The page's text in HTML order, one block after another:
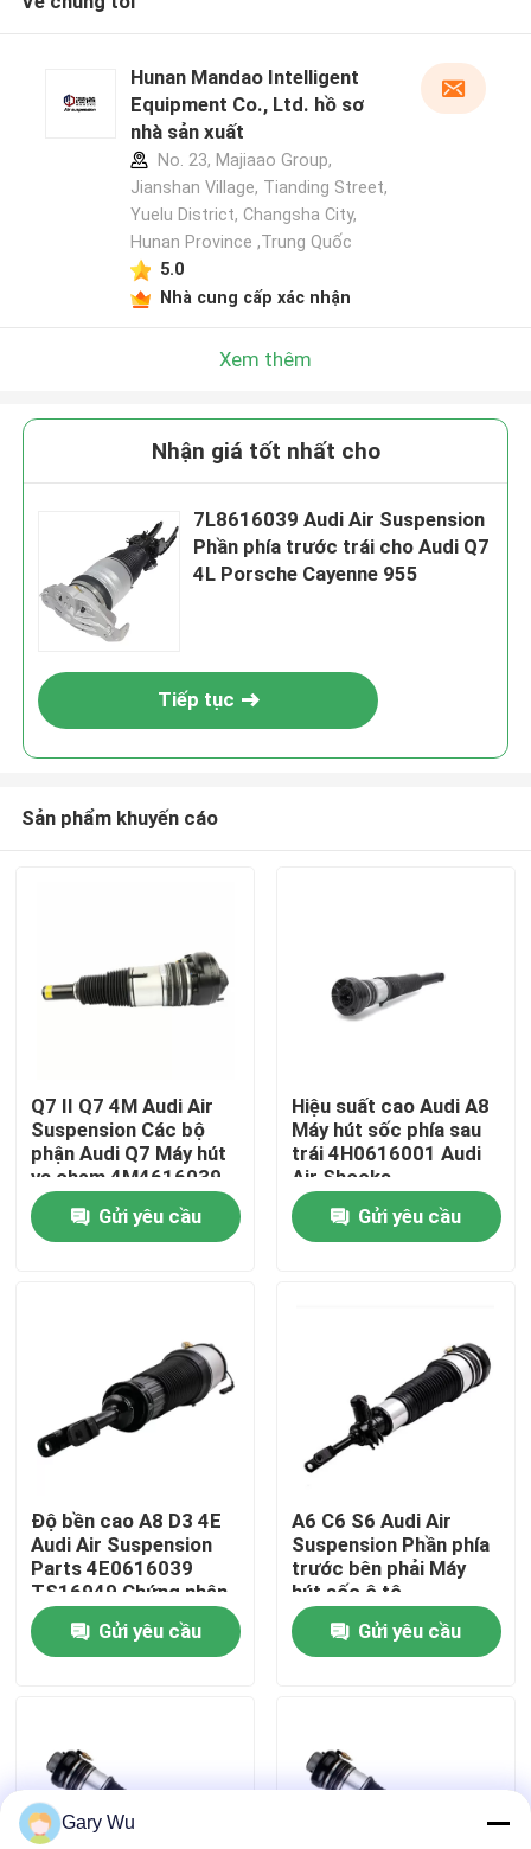
Nhà
Sản phẩm
Về chúng tôi
Tham quan nhà máy
Kiểm soát chất lượng
Liên hệ với chúng tôi
Các trường hợp
Hệ thống treo khí xe
Hunan Mandao Intelligent
Equipment Co., Ltd. hồ sơ
nhà sản xuất
No. 23, Majiaao Group,
Jianshan Village, Tianding Street,
Yuelu District, Changsha City,
Hunan Province ,Trung Quốc
5.0
Nhà cung cấp xác nhận
Xem thêm
Nhận giá tốt nhất cho
7L8616039 Audi Air Suspension
Phần phía trước trái cho Audi Q7
4L Porsche Cayenne 955
Tiếp tục
Sản phẩm khuyến cáo
Q7 II Q7 4M Audi Air
Suspension Các bộ
phận Audi Q7 Máy hút
va chạm 4M4616039
Gửi yêu cầu
Hiệu suất cao Audi A8
Máy hút sốc phía sau
trái 4H0616001 Audi
Air Shocks
Gửi yêu cầu
Độ bền cao A8 D3 4E
Audi Air Suspension
Parts 4E0616039
TS16949 Chứng nhận
Gửi yêu cầu
A6 C6 S6 Audi Air
Suspension Phần phía
trước bên phải Máy
hút sốc ô tô
4F0616040
Gửi yêu cầu
Gary Wu